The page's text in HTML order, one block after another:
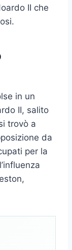
II che
in un
II, salito
trovò a
da
per la